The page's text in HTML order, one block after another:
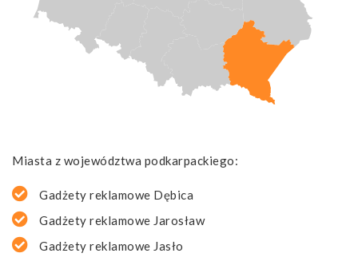
Miasta z województwa podkarpackiego:
Gadżety reklamowe Dębica
Gadżety reklamowe Jarosław
Gadżety reklamowe Jasło